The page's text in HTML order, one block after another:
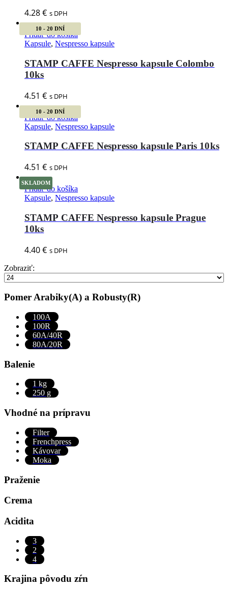
4.28€ s DPH
10 - 20 DNÍ
Pridať do košíka
Kapsule, Nespresso kapsule
STAMP CAFFE Nespresso kapsule Colombo
10ks
4.51€ s DPH
10 - 20 DNÍ
Pridať do košíka
Kapsule, Nespresso kapsule
STAMP CAFFE Nespresso kapsule Paris 10ks
4.51€ s DPH
SKLADOM
Pridať do košíka
Kapsule, Nespresso kapsule
STAMP CAFFE Nespresso kapsule Prague
10ks
4.40€ s DPH
Zobraziť:
Pomer Arabiky(A) a Robusty(R)
100A
100R
60A/40R
80A/20R
Balenie
1 kg
250 g
Vhodné na prípravu
Filter
Frenchpress
Kávovar
Moka
Praženie
Crema
Acidita
3
2
4
Krajina pôvodu zŕn